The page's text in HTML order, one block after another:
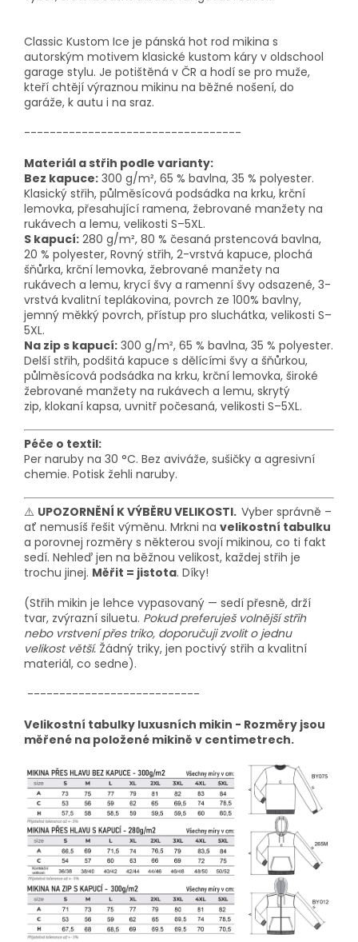
Classic Kustom Ice je pánská hot rod mikina s
autorským motivem klasické kustom káry v oldschool
garage stylu. Je potištěná v ČR a hodí se pro muže,
kteří chtějí výraznou mikinu na běžné nošení, do
garáže, k autu i na sraz.
----------------------------------
Materiál a střih podle varianty:
Bez kapuce: 300 g/m², 65 % bavlna, 35 % polyester.
Klasický střih, půlměsícová podsádka na krku, krční
lemovka, přesahující ramena, žebrované manžety na
rukávech a lemu, velikosti S–5XL.
S kapucí: 280 g/m², 80 % česaná prstencová bavlna,
20 % polyester, Rovný střih, 2-vrstvá kapuce, plochá
šňůrka, krční lemovka, žebrované manžety na
rukávech a lemu, krycí švy a ramenní švy odsazené, 3-
vrstvá kvalitní teplákovina, povrch ze 100% bavlny,
jemný měkký povrch, přístup pro sluchátka, velikosti S–
5XL.
Na zip s kapucí: 300 g/m², 65 % bavlna, 35 % polyester.
Delší střih, podšitá kapuce s dělícími švy a šňůrkou,
půlměsícová podsádka na krku, krční lemovka, široké
žebrované manžety na rukávech a lemu, skrytý
zip, klokaní kapsa, uvnitř počesaná, velikosti S–5XL.
Péče o textil:
Per naruby na 30 °C. Bez aviváže, sušičky a agresivní
chemie. Potisk žehli naruby.
⚠️ UPOZORNĚNÍ K VÝBĚRU VELIKOSTI. Vyber správně –
ať nemusíš řešit výměnu. Mrkni na velikostní tabulku
a porovnej rozměry s některou svojí mikinou, co ti fakt
sedí. Nehleď jen na běžnou velikost, každej střih je
trochu jinej. Měřit = jistota. Díky!
(Střih mikin je lehce vypasovaný — sedí přesně, drží
tvar, zvýrazní siluetu. Pokud preferuješ volnější střih
nebo vrstvení přes triko, doporučuji zvolit o jednu
velikost větší. Žádný triky, jen poctivý střih a kvalitní
materiál, co sedne).
---------------------------
Velikostní tabulky luxusních mikin - Rozměry jsou
měřené na položené mikině v centimetrech.